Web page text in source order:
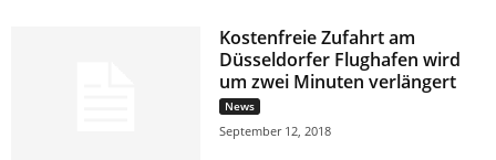
Kostenfreie Zufahrt am
Düsseldorfer Flughafen wird
um zwei Minuten verlängert
News
September 12, 2018